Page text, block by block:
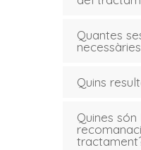
Quantes
Quins
Quines són